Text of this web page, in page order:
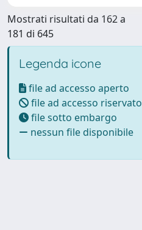
Mostrati risultati da 162 a
181 di 645
Legenda icone
file ad accesso aperto
file ad accesso riservato
file sotto embargo
nessun file disponibile